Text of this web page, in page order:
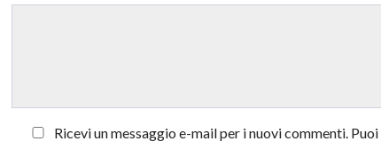
Ricevi un messaggio e-mail per i nuovi commenti. Puoi